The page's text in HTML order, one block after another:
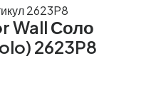
Wall Соло
2623P8
2623P8